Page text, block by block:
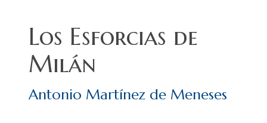
Los Esforcias de
Milán
Antonio Martínez de Meneses